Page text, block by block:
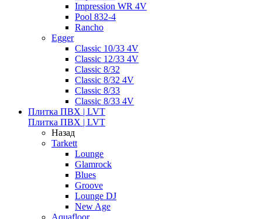
Impression WR 4V
Pool 832-4
Rancho
Egger
Classic 10/33 4V
Classic 12/33 4V
Classic 8/32
Classic 8/32 4V
Classic 8/33
Classic 8/33 4V
Плитка ПВХ | LVT
Плитка ПВХ | LVT
Назад
Tarkett
Lounge
Glamrock
Blues
Groove
Lounge DJ
New Age
Aquafloor